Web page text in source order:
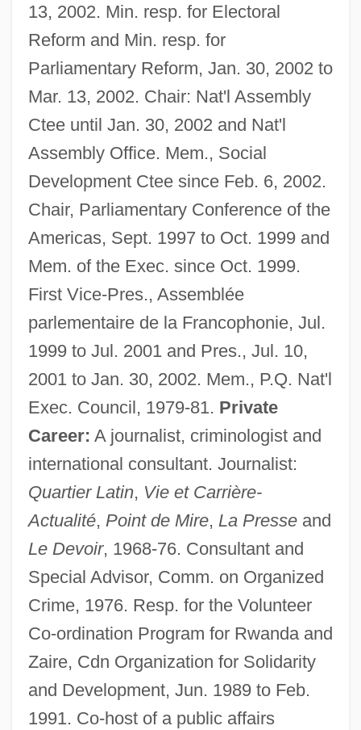
13, 2002. Min. resp. for Electoral
Reform and Min. resp. for
Parliamentary Reform, Jan. 30, 2002 to
Mar. 13, 2002. Chair: Nat'l Assembly
Ctee until Jan. 30, 2002 and Nat'l
Assembly Office. Mem., Social
Development Ctee since Feb. 6, 2002.
Chair, Parliamentary Conference of the
Americas, Sept. 1997 to Oct. 1999 and
Mem. of the Exec. since Oct. 1999.
First Vice-Pres., Assemblée
parlementaire de la Francophonie, Jul.
1999 to Jul. 2001 and Pres., Jul. 10,
2001 to Jan. 30, 2002. Mem., P.Q. Nat'l
Exec. Council, 1979-81. Private
Career: A journalist, criminologist and
international consultant. Journalist:
Quartier Latin, Vie et Carrière-
Actualité, Point de Mire, La Presseand
Le Devoir, 1968-76. Consultant and
Special Advisor, Comm. on Organized
Crime, 1976. Resp. for the Volunteer
Co-ordination Program for Rwanda and
Zaire, Cdn Organization for Solidarity
and Development, Jun. 1989 to Feb.
1991. Co-host of a public affairs